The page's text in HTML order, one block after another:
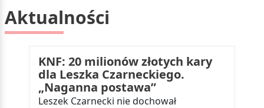
Aktualności
KNF: 20 milionów złotych kary
dla Leszka Czarneckiego.
„Naganna postawa”
Leszek Czarnecki nie dochował